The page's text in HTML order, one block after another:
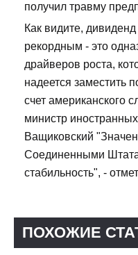
получил травму
Как видите,
рекордным - это
драйверов роста,
надеется заместить
счет американского
министр
Ващиковский
Соединенными
стабильность", -
ПОХОЖИЕ